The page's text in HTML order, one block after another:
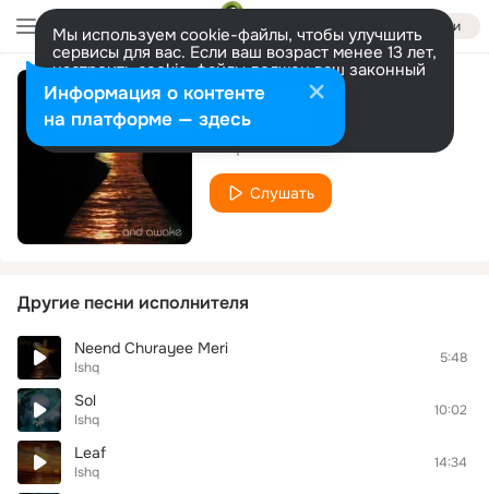
Войти
Мы используем cookie-файлы, чтобы улучшить
сервисы для вас. Если ваш возраст менее 13 лет,
настроить cookie-файлы должен ваш законный
представитель. Больше информации
Разрешить все Настроить
ISHQ+
Ishq
Слушать
Другие песни исполнителя
Neend Churayee Meri
Ishq
5:48
Sol
Ishq
10:02
Leaf
Ishq
14:34
Информация о контенте
на платформе — здесь